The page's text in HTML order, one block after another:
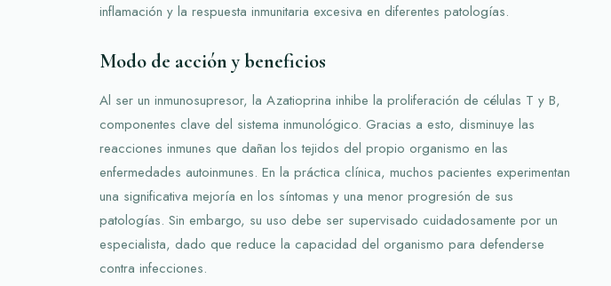
inflamación y la respuesta inmunitaria excesiva en diferentes patologías.
Modo de acción y beneficios
Al ser un inmunosupresor, la Azatioprina inhibe la proliferación de células T y B,
componentes clave del sistema inmunológico. Gracias a esto, disminuye las
reacciones inmunes que dañan los tejidos del propio organismo en las
enfermedades autoinmunes. En la práctica clínica, muchos pacientes experimentan
una significativa mejoría en los síntomas y una menor progresión de sus
patologías. Sin embargo, su uso debe ser supervisado cuidadosamente por un
especialista, dado que reduce la capacidad del organismo para defenderse
contra infecciones.